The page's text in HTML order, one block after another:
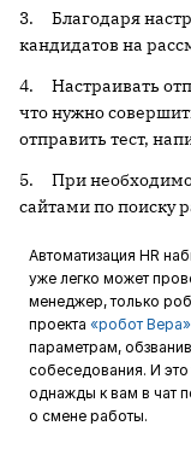
3. Благодаря
кандидатов на
4. Настраивать
что нужно
отправить тест,
5. При
сайтами по поиску
Автоматизация HR
уже легко может
менеджер, только
проекта «робот Вера»
параметрам,
собеседования. И это
однажды к вам в чат
о смене работы.